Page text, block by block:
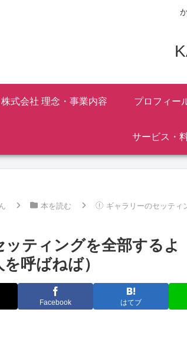
式会社 理念・事業内容 プロフィー
サービス・
本を読む
ギャラリーのセッティ
ッティングを全部するよ
呼ばねば）
Facebook はてブ